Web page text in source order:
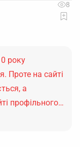
8
року
Проте на сайті
а
профільного…